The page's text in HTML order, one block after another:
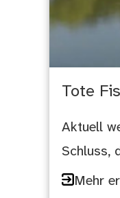
Tote
Aktuell
Schluss,
Mehr